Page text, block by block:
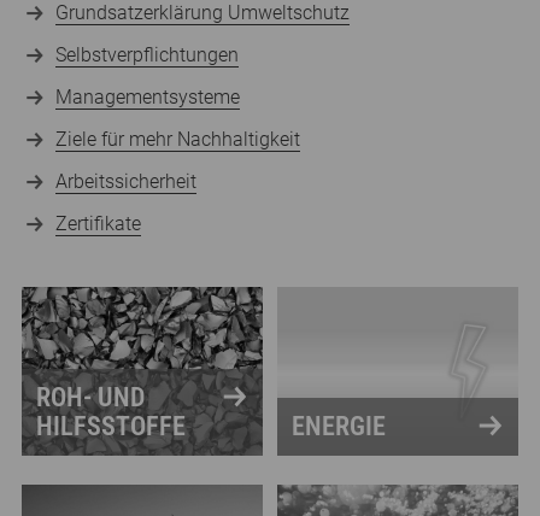
Grundsatzerklärung Umweltschutz
Selbstverpflichtungen
Managementsysteme
Ziele für mehr Nachhaltigkeit
Arbeitssicherheit
Zertifikate
ROH- UND
HILFSSTOFFE
ENERGIE